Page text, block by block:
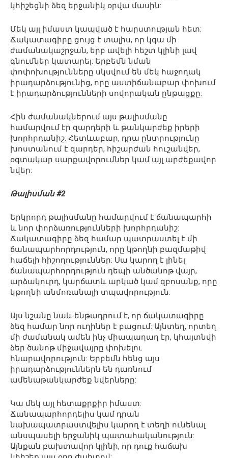
կհիշեցնի ձեզ երջանիկ օրվա մասին:
Մեկ այլ իմաստ կապված է հարստության հետ:
Ճակատագիրը ցույց է տալիս, որ կգա մի
ժամանակաշրջան, երբ ավելի հեշտ կլինի լավ
գնումներ կատարել: Երբեմն նման
փոփոխությունները սկսվում են մեկ հաջողակ
իրադարձությունից, որը աստիճանաբար փոխում
է իրադարձությունների սովորական ընթացքը:
Հին ժամանակներում այս թալիսմանը
համարվում էր զարդերի և թանկարժեք իրերի
խորհրդանիշ: Հետևաբար, դրա ընտրությունը
խոստանում է զարդեր, հիշարժան հուշանվեր,
օգտակար սարքավորումներ կամ այլ արժեքավոր
նվեր:
Թալիսման #2
Երկրորդ թալիսմանը համարվում է ճանապարհի
և նոր փորձառությունների խորհրդանիշ:
Ճակատագիրը ձեզ համար պատրաստել է մի
ճանապարհորդություն, որը կթողնի բազմաթիվ
հաճելի հիշողություններ: Սա կարող է լինել
ճանապարհորդություն դեպի անծանոթ վայր,
արձակուրդ, կարճատև արկած կամ զբոսանք, որը
կթողնի անմոռանալի տպավորություն:
Այս նշանը նաև ենթադրում է, որ ճակատագիրը
ձեզ համար նոր ուղիներ է բացում: Այնտեղ, որտեղ
մի ժամանակ ամեն ինչ միապաղաղ էր, կհայտնվի
ձեր ծանոթ միջավայրը փոխելու
հնարավորություն: Երբեմն հենց այս
իրադարձություններն են դառնում
ամենաթանկարժեք նվերները:
Կա մեկ այլ հետաքրքիր իմաստ:
Ճանապարհորդելիս կամ դրան
նախապատրաստվելիս կարող է տեղի ունենալ
անսպասելի երջանիկ պատահականություն:
Այնքան բախտավոր կլինի, որ դուք հաճախ